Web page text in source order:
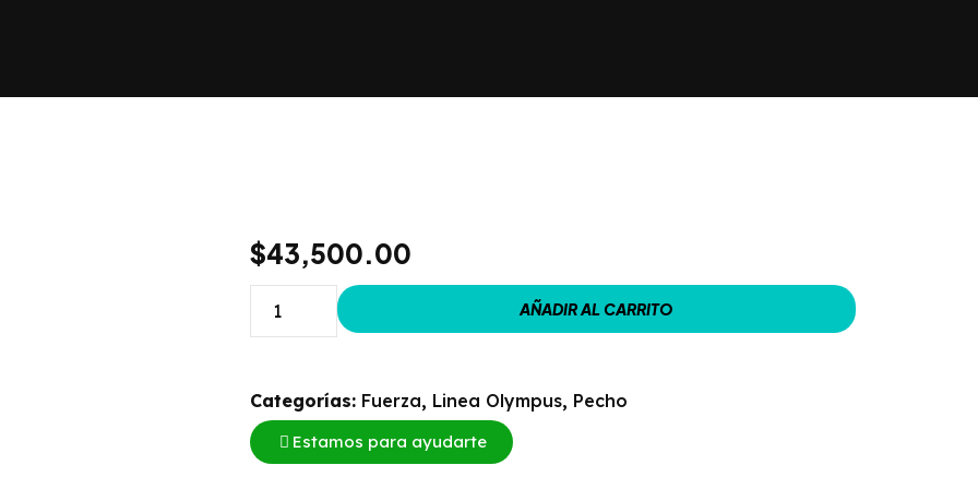
$43,500.00
AÑADIR AL CARRITO
Categorías: Fuerza, Linea Olympus, Pecho
Estamos para ayudarte